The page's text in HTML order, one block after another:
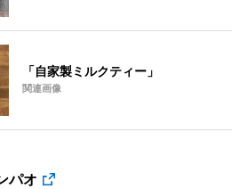
「自家製ミルクティー」
関連画像
パオ